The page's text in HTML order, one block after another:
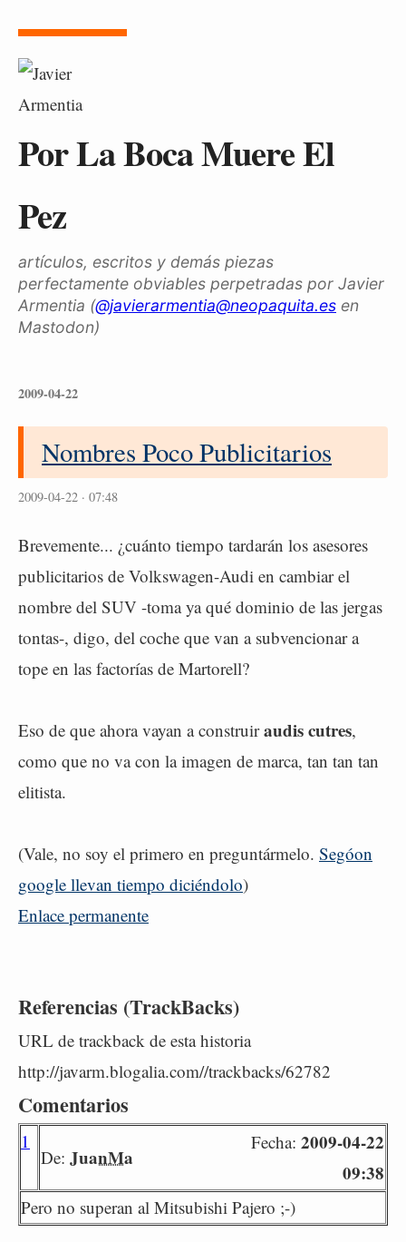
Por La Boca Muere El
Pez
artículos, escritos y demás piezas
perfectamente obviables perpetradas por Javier
Armentia (@javierarmentia@neopaquita.es en
Mastodon)
2009-04-22
Nombres Poco Publicitarios
2009-04-22 · 07:48
Brevemente... ¿cuánto tiempo tardarán los asesores
publicitarios de Volkswagen-Audi en cambiar el
nombre del SUV -toma ya qué dominio de las jergas
tontas-, digo, del coche que van a subvencionar a
tope en las factorías de Martorell?
Eso de que ahora vayan a construiraudis cutres,
como que no va con la imagen de marca, tan tan tan
elitista.
(Vale, no soy el primero en preguntármelo. Segóon
google llevan tiempo diciéndolo)
Enlace permanente
Referencias (TrackBacks)
URL de trackback de esta historia
http://javarm.blogalia.com//trackbacks/62782
Comentarios
1
De: JuanMa
Fecha: 2009-04-22
09:38
Pero no superan al Mitsubishi Pajero ;-)